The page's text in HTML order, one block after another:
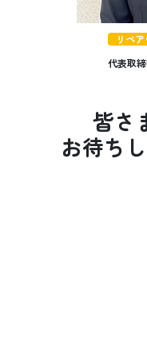
リペ
代表取
皆さ
お待ち